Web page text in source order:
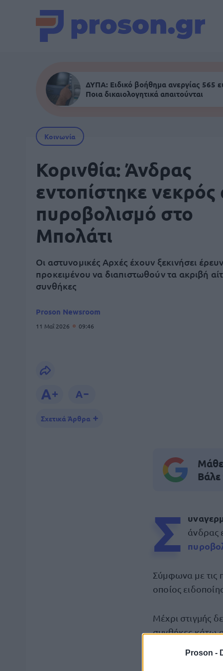
Proson -
ΔΥΠΑ: Ειδικό βοήθημα ανεργίας 565
Ποια δικαιολογητικά απαιτούνται
Κοινωνία
Κορινθία: Άνδρας
εντοπίστηκε νεκρός
πυροβολισμό στο
Μπολάτι
Οι αστυνομικές Αρχές έχουν ξεκινήσει
προκειμένου να διαπιστωθούν τα ακριβή
συνθήκες
Proson Newsroom
11 Μαΐ 2026 09:46
Σχετικά Άρθρα
Μάθε
Σ
άνδρας
Σύμφωνα με τις
οποίος
Μέχρι στιγμής
συνθήκες κάτω